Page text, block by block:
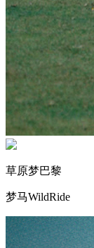
草原梦巴黎
梦马WildRide